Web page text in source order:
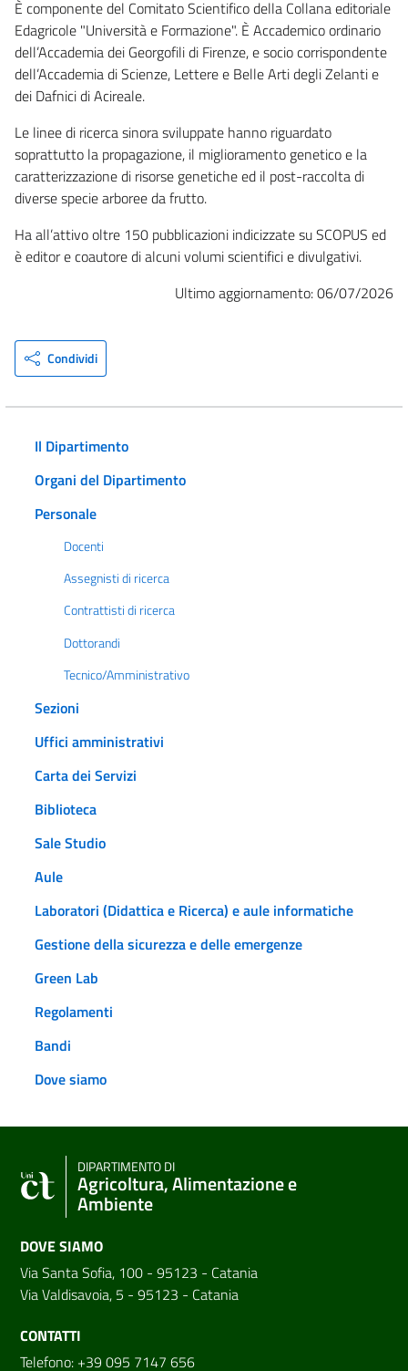
È componente del Comitato Scientifico della Collana editoriale
Edagricole "Università e Formazione". È Accademico ordinario
dell’Accademia dei Georgofili di Firenze, e socio corrispondente
dell’Accademia di Scienze, Lettere e Belle Arti degli Zelanti e
dei Dafnici di Acireale.
Le linee di ricerca sinora sviluppate hanno riguardato
soprattutto la propagazione, il miglioramento genetico e la
caratterizzazione di risorse genetiche ed il post-raccolta di
diverse specie arboree da frutto.
Ha all’attivo oltre 150 pubblicazioni indicizzate su SCOPUS ed
è editor e coautore di alcuni volumi scientifici e divulgativi.
Ultimo aggiornamento: 06/07/2026
Condividi
Il Dipartimento
Organi del Dipartimento
Personale
Docenti
Assegnisti di ricerca
Contrattisti di ricerca
Dottorandi
Tecnico/Amministrativo
Sezioni
Uffici amministrativi
Carta dei Servizi
Biblioteca
Sale Studio
Aule
Laboratori (Didattica e Ricerca) e aule informatiche
Gestione della sicurezza e delle emergenze
Green Lab
Regolamenti
Bandi
Dove siamo
DIPARTIMENTO DI
Agricoltura, Alimentazione e
Ambiente
DOVE SIAMO
Via Santa Sofia, 100 - 95123 - Catania
Via Valdisavoia, 5 - 95123 - Catania
CONTATTI
Telefono: +39 095 7147 656